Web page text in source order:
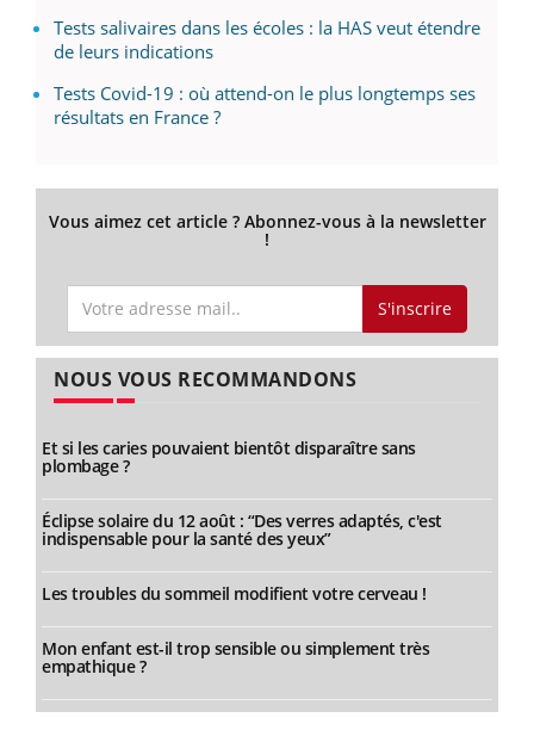
Tests salivaires dans les écoles : la HAS veut étendre
de leurs indications
Tests Covid-19 : où attend-on le plus longtemps ses
résultats en France ?
Vous aimez cet article ? Abonnez-vous à la newsletter
!
S'inscrire
NOUS VOUS RECOMMANDONS
Et si les caries pouvaient bientôt disparaître sans
plombage ?
Éclipse solaire du 12 août : “Des verres adaptés, c'est
indispensable pour la santé des yeux”
Les troubles du sommeil modifient votre cerveau !
Mon enfant est-il trop sensible ou simplement très
empathique ?